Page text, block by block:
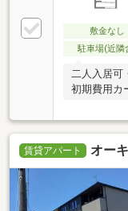
敷金なし
駐車場(近隣
二人入居可
初期費用カ
賃貸アパート オー